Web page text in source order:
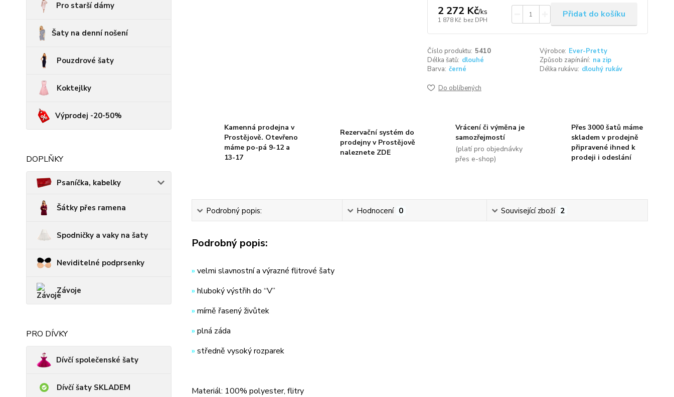
Pro starší dámy
Šaty na denní nošení
Pouzdrové šaty
Koktejlky
Výprodej -20-50%
DOPLŇKY
Psaníčka, kabelky
Šátky přes ramena
Spodničky a vaky na šaty
Neviditelné podprsenky
Závoje
PRO DÍVKY
Dívčí společenské šaty
Dívčí šaty SKLADEM
2 272 Kč/ks
1 878 Kč bez DPH
Přidat do košíku
Číslo produktu: 5410 Výrobce: Ever-Pretty
Délka šatů: dlouhé Způsob zapínání: na zip
Barva: černé Délka rukávu: dlouhý rukáv
Do oblíbených
Kamenná prodejna v
Prostějově. Otevřeno
máme po-pá 9-12 a
13-17
Rezervační systém do
prodejny v Prostějově
naleznete ZDE
Vrácení či výměna je
samozřejmostí
(platí pro objednávky
přes e-shop)
Přes 3000 šatů máme
skladem v prodejně
připravené ihned k
prodeji i odeslání
Podrobný popis: Hodnocení 0 Související zboží 2
Podrobný popis:
» velmi slavnostní a výrazné flitrové šaty
» hluboký výstřih do “V”
» mírně řasený živůtek
» plná záda
» středně vysoký rozparek
Materiál: 100% polyester, flitry